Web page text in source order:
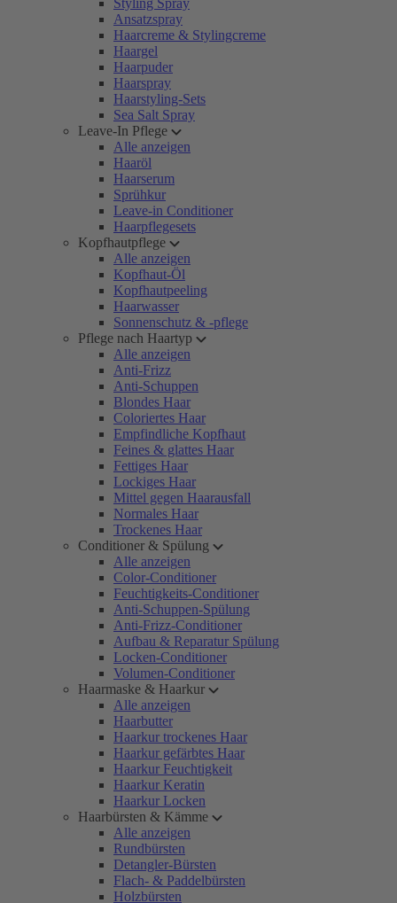
Styling Spray
Ansatzspray
Haarcreme & Stylingcreme
Haargel
Haarpuder
Haarspray
Haarstyling-Sets
Sea Salt Spray
Leave-In Pflege
Alle anzeigen
Haaröl
Haarserum
Sprühkur
Leave-in Conditioner
Haarpflegesets
Kopfhautpflege
Alle anzeigen
Kopfhaut-Öl
Kopfhautpeeling
Haarwasser
Sonnenschutz & -pflege
Pflege nach Haartyp
Alle anzeigen
Anti-Frizz
Anti-Schuppen
Blondes Haar
Coloriertes Haar
Empfindliche Kopfhaut
Feines & glattes Haar
Fettiges Haar
Lockiges Haar
Mittel gegen Haarausfall
Normales Haar
Trockenes Haar
Conditioner & Spülung
Alle anzeigen
Color-Conditioner
Feuchtigkeits-Conditioner
Anti-Schuppen-Spülung
Anti-Frizz-Conditioner
Aufbau & Reparatur Spülung
Locken-Conditioner
Volumen-Conditioner
Haarmaske & Haarkur
Alle anzeigen
Haarbutter
Haarkur trockenes Haar
Haarkur gefärbtes Haar
Haarkur Feuchtigkeit
Haarkur Keratin
Haarkur Locken
Haarbürsten & Kämme
Alle anzeigen
Rundbürsten
Detangler-Bürsten
Flach- & Paddelbürsten
Holzbürsten